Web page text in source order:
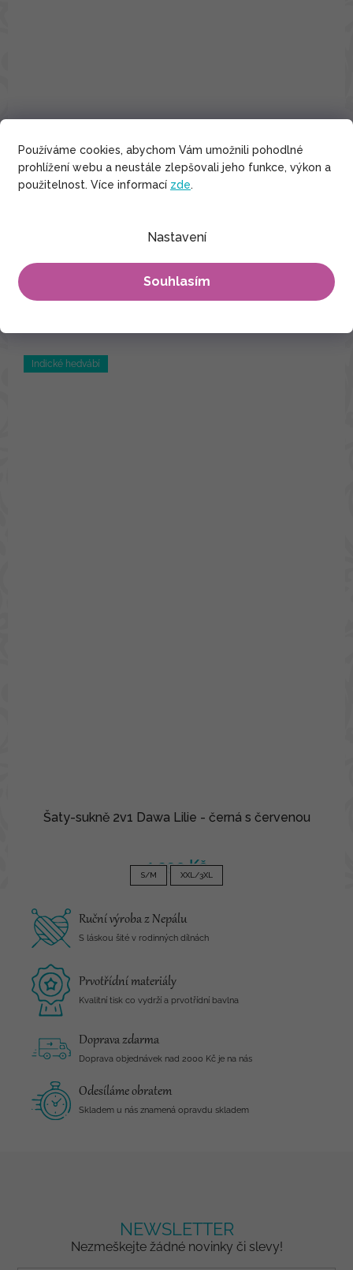
Používáme cookies, abychom Vám umožnili pohodlné
prohlížení webu a neustále zlepšovali jeho funkce, výkon a
použitelnost. Více informací zde.
Nastavení
Souhlasím
1 050 Kč
Indické hedvábí
Šaty-sukně 2v1 Dawa Lilie - černá s červenou
1 290 Kč
S/M XXL/3XL
Ruční výroba z Nepálu
S láskou šité v rodinných dílnách
Prvotřídní materiály
Kvalitní tisk co vydrží a prvotřídní bavlna
Doprava zdarma
Doprava objednávek nad 2000 Kč je na nás
Odesíláme obratem
Skladem u nás znamená opravdu skladem
NEWSLETTER
Nezmeškejte žádné novinky či slevy!